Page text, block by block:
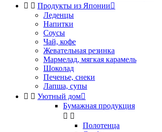
  Продукты из Японии
Леденцы
Напитки
Соусы
Чай, кофе
Жевательная резинка
Мармелад, мягкая карамель
Шоколад
Печенье, снеки
Лапша, супы
  Уютный дом
Бумажная продукция
 
Полотенца